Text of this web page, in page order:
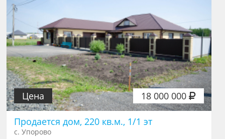
18 000 000
Цена
Продается дом, 220 кв.м., 1/1 эт
с. Упорово